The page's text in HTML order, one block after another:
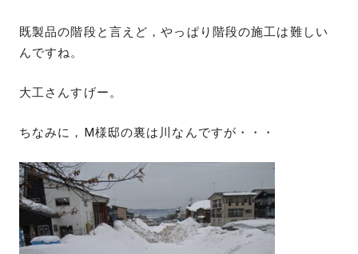
既製品の階段と言えど，やっぱり階段の施工は難しい
んですね。
大工さんすげー。
ちなみに，M様邸の裏は川なんですが・・・